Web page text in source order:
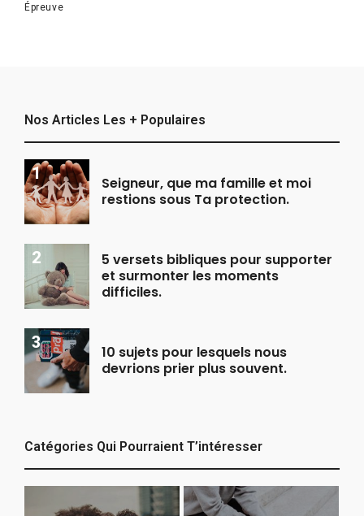
Épreuve
Nos Articles Les + Populaires
Seigneur, que ma famille et moi
restions sous Ta protection.
5 versets bibliques pour supporter
et surmonter les moments
difficiles.
10 sujets pour lesquels nous
devrions prier plus souvent.
Catégories Qui Pourraient T’intéresser